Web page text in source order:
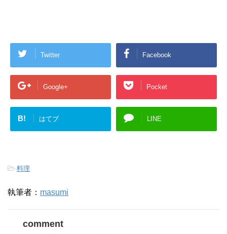
Twitter Facebook
Google+ Pocket
B! はてブ LINE
-料理
執筆者： masumi
comment